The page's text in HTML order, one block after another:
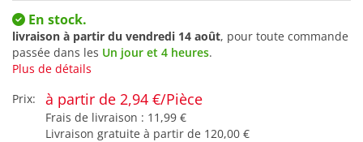
En stock.
livraison à partir du vendredi 14 août, pour toute commande
passée dans les Un jour et 4 heures.
Plus de détails
Prix:
à partir de 2,94 €/Pièce
Frais de livraison : 11,99 €
Livraison gratuite à partir de 120,00 €